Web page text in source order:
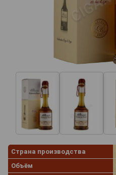
Страна производства
Объём